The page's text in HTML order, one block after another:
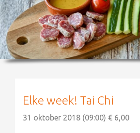
grand café
zakelijk
over ons
Elke week! Tai Chi
31 oktober 2018 (09:00) € 6,00